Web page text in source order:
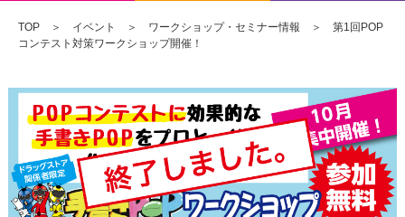
TOP ＞ イベント ＞ ワークショップ・セミナー情報 ＞ 第1回POP
コンテスト対策ワークショップ開催！